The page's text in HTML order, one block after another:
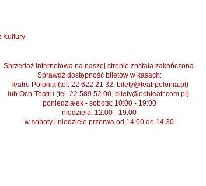
Kultury
Sprzedaż internetowa na naszej stronie została zakończona.
Sprawdź dostępność biletów w kasach:
Teatru Polonia (tel. 22 622 21 32, bilety@teatrpolonia.pl)
lub Och-Teatru (tel. 22 589 52 00, bilety@ochteatr.com.pl).
poniedziałek - sobota: 10:00 - 19:00
niedziela: 12:00 - 19:00
w soboty i niedziele przerwa od 14:00 do 14:30